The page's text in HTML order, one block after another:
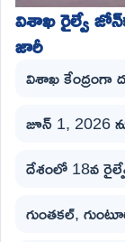
విశాఖ రైల్వే
జారీ
విశాఖ కేంద్రంగా
జూన్ 1, 2026
దేశంలో 18వ
గుంతకల్,